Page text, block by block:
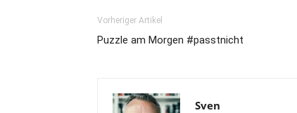
Vorheriger Artikel
Puzzle am Morgen #passtnicht
Sven